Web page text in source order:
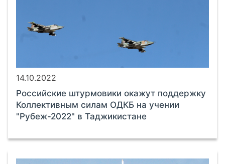
14.10.2022
Российские штурмовики окажут поддержку
Коллективным силам ОДКБ на учении
"Рубеж-2022" в Таджикистане